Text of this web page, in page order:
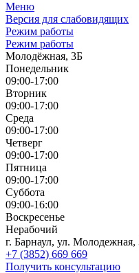
Меню
Версия для слабовидящих
Режим работы
Режим работы
Молодёжная, 3Б
Понедельник
09:00-17:00
Вторник
09:00-17:00
Среда
09:00-17:00
Четверг
09:00-17:00
Пятница
09:00-17:00
Суббота
09:00-16:00
Воскресенье
Нерабочий
г. Барнаул, ул. Молодежная,
+7 (3852) 669 669
Получить консультацию